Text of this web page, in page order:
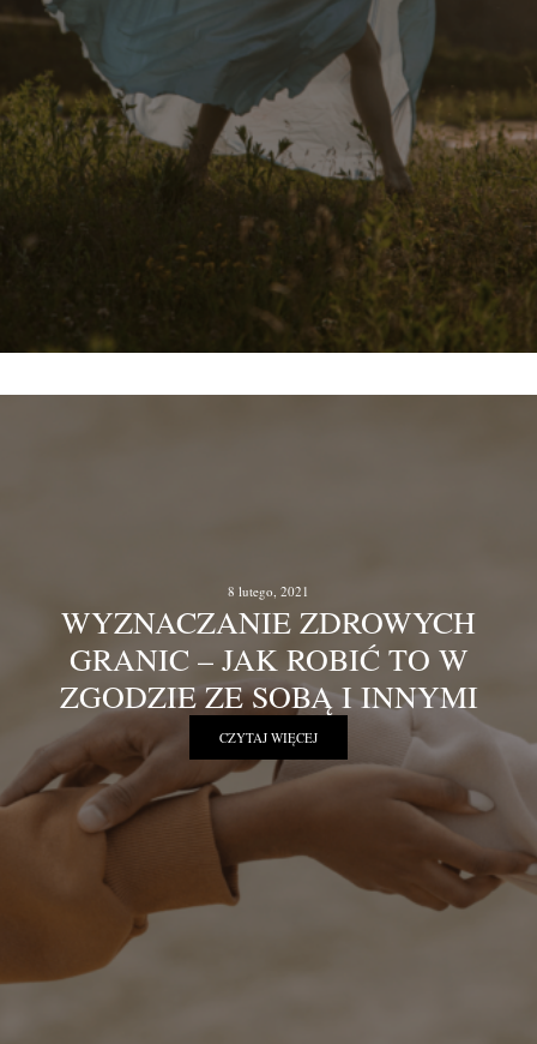
8 lutego, 2021
WYZNACZANIE ZDROWYCH
GRANIC – JAK ROBIĆ TO W
ZGODZIE ZE SOBĄ I INNYMI
CZYTAJ WIĘCEJ